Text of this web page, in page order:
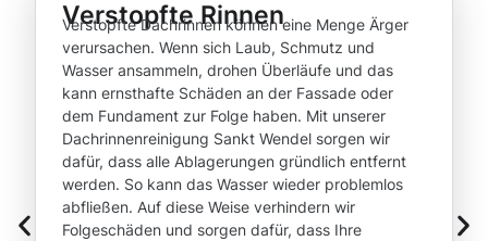
Verstopfte Rinnen
Verstopfte Dachrinnen können eine Menge Ärger
verursachen. Wenn sich Laub, Schmutz und
Wasser ansammeln, drohen Überläufe und das
kann ernsthafte Schäden an der Fassade oder
dem Fundament zur Folge haben. Mit unserer
Dachrinnenreinigung Sankt Wendel sorgen wir
dafür, dass alle Ablagerungen gründlich entfernt
werden. So kann das Wasser wieder problemlos
abfließen. Auf diese Weise verhindern wir
Folgeschäden und sorgen dafür, dass Ihre